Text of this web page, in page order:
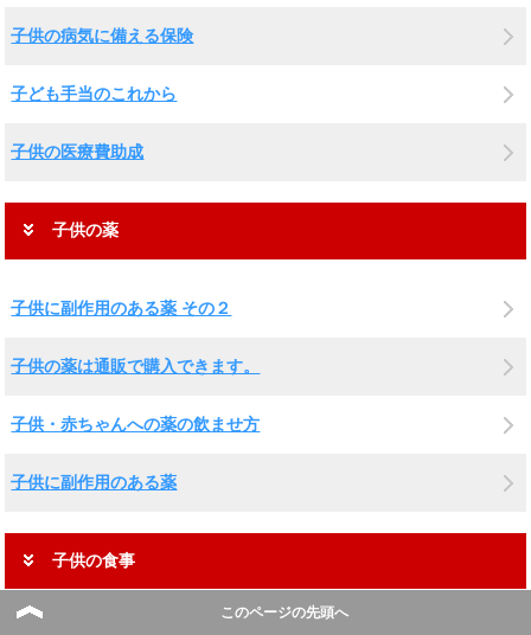
子供の病気に備える保険
子ども手当のこれから
子供の医療費助成
子供の薬
子供に副作用のある薬 その２
子供の薬は通販で購入できます。
子供・赤ちゃんへの薬の飲ませ方
子供に副作用のある薬
子供の食事
このページの先頭へ